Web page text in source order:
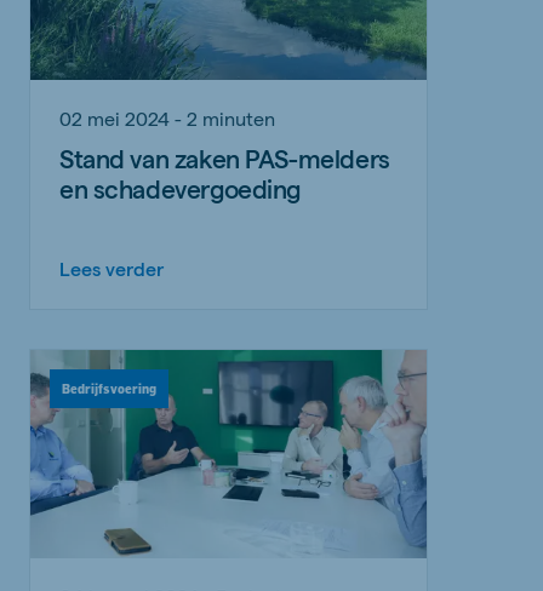
02 mei 2024 - 2 minuten
Stand van zaken PAS-melders
en schadevergoeding
Lees verder
Bedrijfsvoering